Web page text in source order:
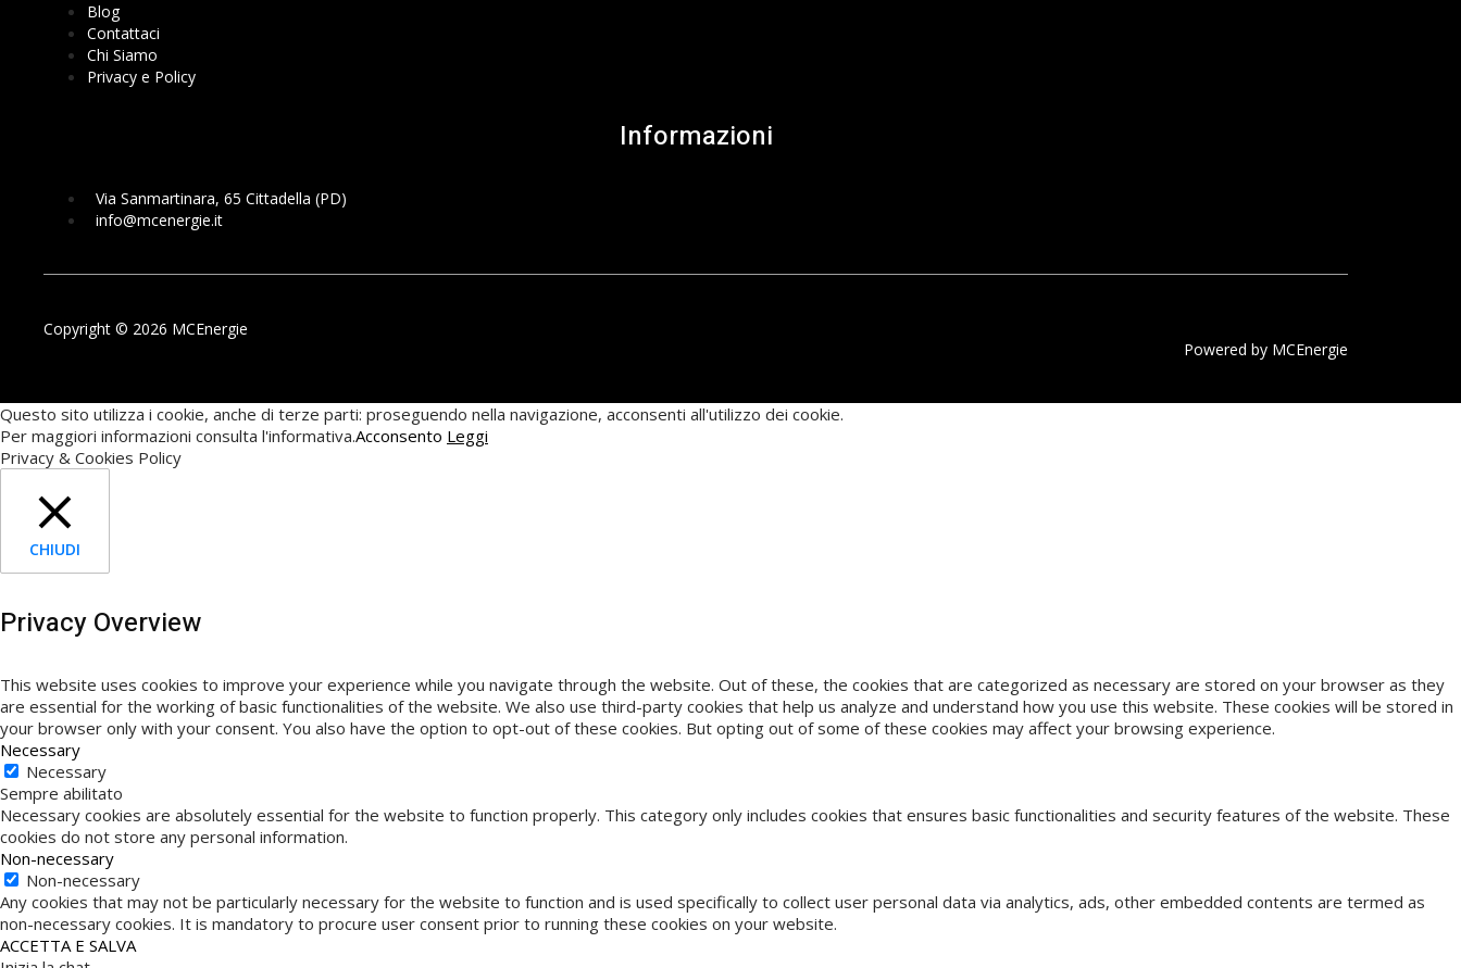
Blog
Contattaci
Chi Siamo
Privacy e Policy
Informazioni
Via Sanmartinara, 65 Cittadella (PD)
info@mcenergie.it
Copyright © 2026 MCEnergie
Powered by MCEnergie
Questo sito utilizza i cookie, anche di terze parti: proseguendo nella navigazione, acconsenti all'utilizzo dei cookie.
Per maggiori informazioni consulta l'informativa.Acconsento Leggi
Privacy & Cookies Policy
CHIUDI
Privacy Overview
This website uses cookies to improve your experience while you navigate through the website. Out of these, the cookies that are categorized as necessary are stored on your browser as they
are essential for the working of basic functionalities of the website. We also use third-party cookies that help us analyze and understand how you use this website. These cookies will be stored in
your browser only with your consent. You also have the option to opt-out of these cookies. But opting out of some of these cookies may affect your browsing experience.
Necessary
Necessary
Sempre abilitato
Necessary cookies are absolutely essential for the website to function properly. This category only includes cookies that ensures basic functionalities and security features of the website. These
cookies do not store any personal information.
Non-necessary
Non-necessary
Any cookies that may not be particularly necessary for the website to function and is used specifically to collect user personal data via analytics, ads, other embedded contents are termed as
non-necessary cookies. It is mandatory to procure user consent prior to running these cookies on your website.
ACCETTA E SALVA